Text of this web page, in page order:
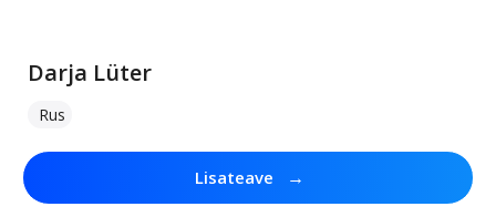
Darja Lüter
Rus
Lisateave →